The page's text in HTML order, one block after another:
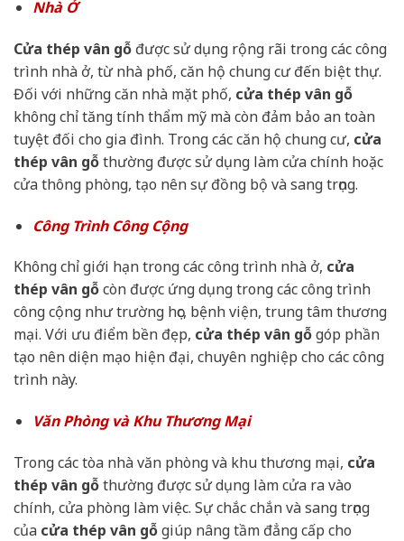
Nhà Ở
Cửa thép vân gỗ được sử dụng rộng rãi trong các công
trình nhà ở, từ nhà phố, căn hộ chung cư đến biệt thự.
Đối với những căn nhà mặt phố, cửa thép vân gỗ
không chỉ tăng tính thẩm mỹ mà còn đảm bảo an toàn
tuyệt đối cho gia đình. Trong các căn hộ chung cư, cửa
thép vân gỗthường được sử dụng làm cửa chính hoặc
cửa thông phòng, tạo nên sự đồng bộ và sang trọng.
Công Trình Công Cộng
Không chỉ giới hạn trong các công trình nhà ở, cửa
thép vân gỗcòn được ứng dụng trong các công trình
công cộng như trường học, bệnh viện, trung tâm thương
mại. Với ưu điểm bền đẹp, cửa thép vân gỗgóp phần
tạo nên diện mạo hiện đại, chuyên nghiệp cho các công
trình này.
Văn Phòng và Khu Thương Mại
Trong các tòa nhà văn phòng và khu thương mại, cửa
thép vân gỗthường được sử dụng làm cửa ra vào
chính, cửa phòng làm việc. Sự chắc chắn và sang trọng
của cửa thép vân gỗgiúp nâng tầm đẳng cấp cho